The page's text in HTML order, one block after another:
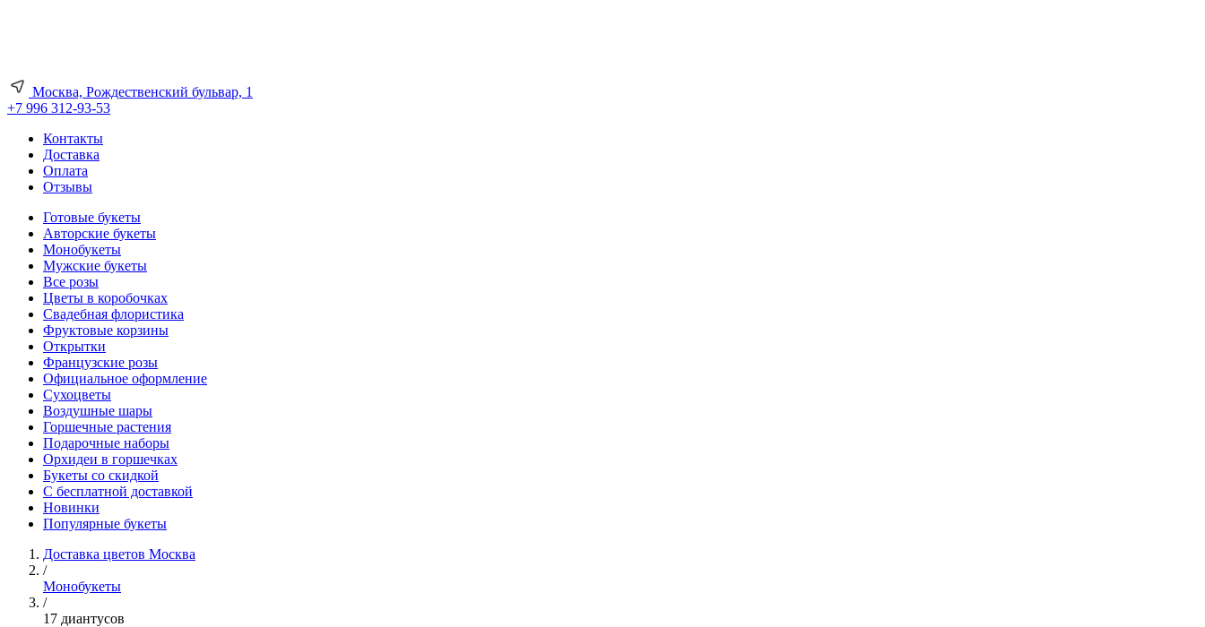
Москва, Рождественский бульвар, 1
+7 996 312-93-53
Контакты
Доставка
Оплата
Отзывы
Готовые букеты
Авторские букеты
Монобукеты
Мужские букеты
Все розы
Цветы в коробочках
Свадебная флористика
Фруктовые корзины
Открытки
Французские розы
Официальное оформление
Сухоцветы
Воздушные шары
Горшечные растения
Подарочные наборы
Орхидеи в горшечках
Букеты со скидкой
С бесплатной доставкой
Новинки
Популярные букеты
Доставка цветов Москва
/
Монобукеты
/
17 диантусов